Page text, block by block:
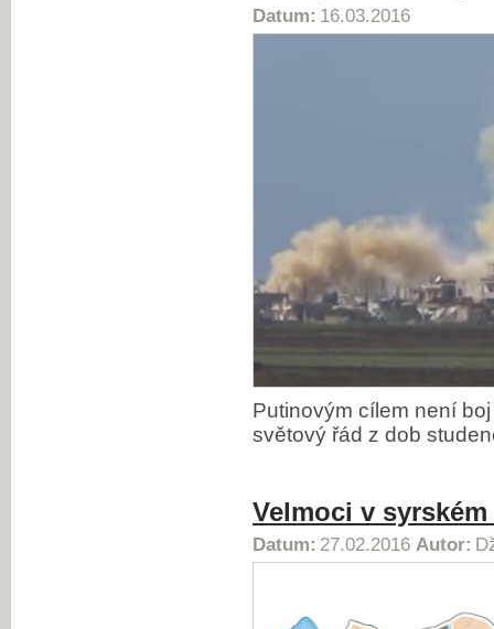
Datum: 16.03.2016
Putinovým cílem není
světový řád z dob
Velmoci v
Datum: 27.02.2016 Autor: